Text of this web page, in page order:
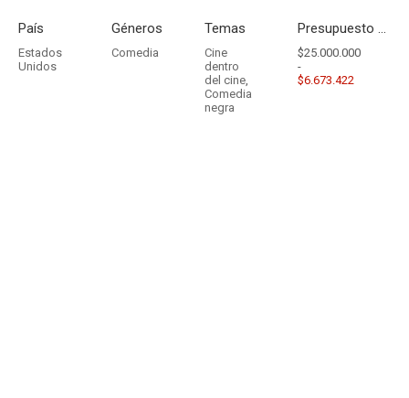
País
Estados
Unidos
Géneros
Comedia
Temas
Cine
dentro
del cine,
Comedia
negra
Presupuesto - Ingresos
$25.000.000
-
$6.673.422